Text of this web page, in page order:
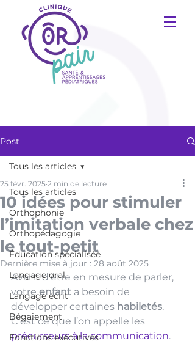
Post
Tous les articles
Orthophonie
Orthopédagogie
Éducation spécialisée
Langage oral
Langage écrit
Bégaiement
Fonctions exécutives
Tous les articles
10 idées pour stimuler
l’imitation verbale chez
le tout-petit
25 févr. 2025 2 min de lecture
Dernière mise à jour : 28 août 2025
Avant d'être en mesure de parler,
votre enfant a besoin de
développer certaines habiletés.
C’est ce que l’on appelle les
précurseurs à la communication.